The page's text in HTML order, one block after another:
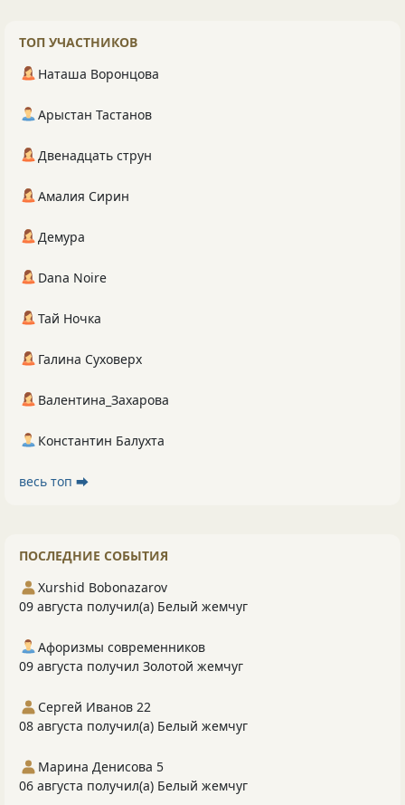
ТОП УЧАСТНИКОВ
Наташа Воронцова
Арыстан Тастанов
Двенадцать струн
Амалия Сирин
Демура
Dana Noire
Тай Ночка
Галина Суховерх
Валентина_Захарова
Константин Балухта
весь топ ⮕
ПОСЛЕДНИЕ СОБЫТИЯ
Xurshid Bobonazarov
09 августа получил(а) Белый жемчуг
Афоризмы современников
09 августа получил Золотой жемчуг
Сергей Иванов 22
08 августа получил(а) Белый жемчуг
Марина Денисова 5
06 августа получил(а) Белый жемчуг